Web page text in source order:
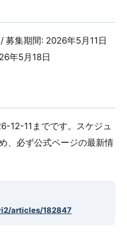
募集期間: 2026年5月11日
年5月18日
12-11までです。スケジュ
、必ず公式ページの最新情
articles/182847